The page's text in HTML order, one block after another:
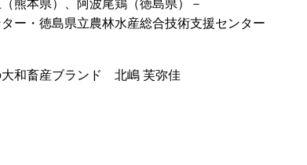
熊本県）、阿波尾鶏（徳島県）－
ー・徳島県立農林水産総合技術支援センター
大和畜産ブランド 北嶋 芙弥佳